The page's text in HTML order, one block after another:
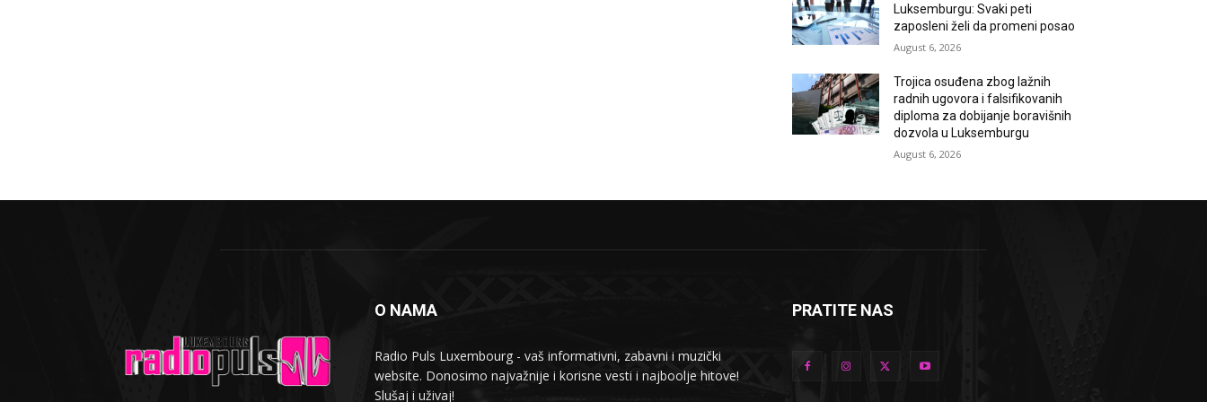
Luksemburgu: Svaki peti
zaposleni želi da promeni posao
August 6, 2026
Trojica osuđena zbog lažnih
radnih ugovora i falsifikovanih
diploma za dobijanje boravišnih
dozvola u Luksemburgu
August 6, 2026
O NAMA
Radio Puls Luxembourg - vaš informativni, zabavni i muzički
website. Donosimo najvažnije i korisne vesti i najboolje hitove!
Slušaj i uživaj!
PRATITE NAS